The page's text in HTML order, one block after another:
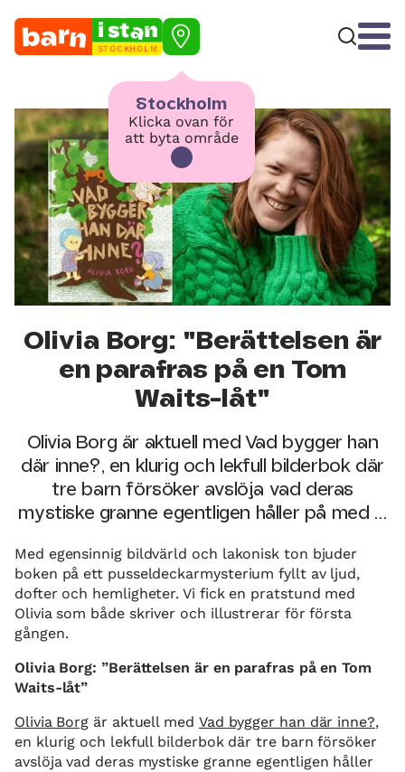
STOCKHOLM
Stockholm
Klicka ovan för
att byta område
Olivia Borg: "Berättelsen är
en parafras på en Tom
Waits-låt"
Olivia Borg är aktuell med Vad bygger han
där inne?, en klurig och lekfull bilderbok där
tre barn försöker avslöja vad deras
mystiske granne egentligen håller på med …
Med egensinnig bildvärld och lakonisk ton bjuder
boken på ett pusseldeckarmysterium fyllt av ljud,
dofter och hemligheter. Vi fick en pratstund med
Olivia som både skriver och illustrerar för första
gången.
Olivia Borg: ”Berättelsen är en parafras på en Tom
Waits-låt”
Olivia Borg är aktuell med Vad bygger han där inne?,
en klurig och lekfull bilderbok där tre barn försöker
avslöja vad deras mystiske granne egentligen håller